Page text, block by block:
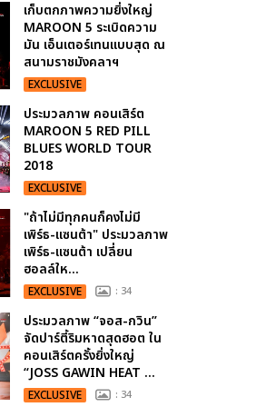
เก็บตกภาพความยิ่งใหญ่
MAROON 5 ระเบิดความ
มัน เอ็นเตอร์เทนแบบสุด ณ
สนามราชมังคลาฯ
EXCLUSIVE
ประมวลภาพ คอนเสิร์ต
MAROON 5 RED PILL
BLUES WORLD TOUR
2018
EXCLUSIVE
"ถ้าไม่มีทุกคนก็คงไม่มี
เพิร์ธ-แซนต้า" ประมวลภาพ
เพิร์ธ-แซนต้า เปลี่ยน
ฮอลล์ให...
EXCLUSIVE : 34
ประมวลภาพ “จอส-กวิน”
จัดปาร์ตี้ริมหาดสุดฮอต ใน
คอนเสิร์ตครั้งยิ่งใหญ่
“JOSS GAWIN HEAT ...
EXCLUSIVE : 34